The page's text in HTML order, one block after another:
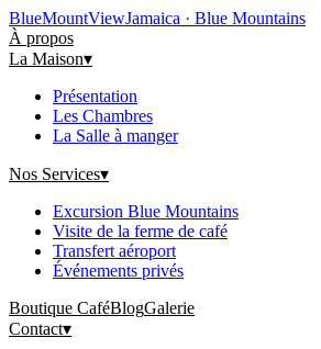
BlueMountViewJamaica · Blue Mountains
À propos
La Maison▾
Présentation
Les Chambres
La Salle à manger
Nos Services▾
Excursion Blue Mountains
Visite de la ferme de café
Transfert aéroport
Événements privés
Boutique CaféBlogGalerie
Contact▾